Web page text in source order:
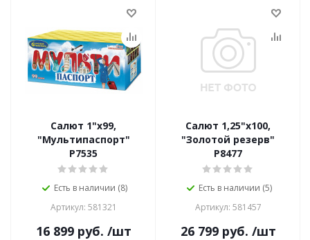
Салют 1"х99,
"Мультипаспорт"
Р7535
Есть в наличии (8)
Артикул: 581321
16 899руб. /шт
Салют 1,25"х100,
"Золотой резерв"
Р8477
Есть в наличии (5)
Артикул: 581457
26 799руб. /шт